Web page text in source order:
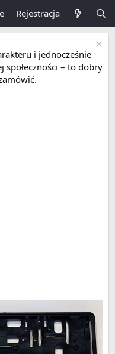
Rejestracja
i jednocześnie
społeczności – to dobry